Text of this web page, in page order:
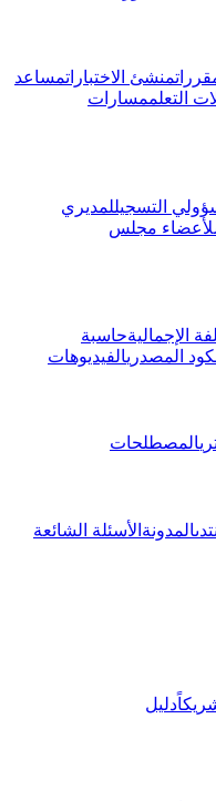
منشئ الاختباراتمساعد
التعلممسارات
التسجيللمديري
لأعضاء مجلس
الإجماليةحاسبة
المصدريالفيديوهات
المصطلحات
المدونة الأسئلة الشائعة
دليل